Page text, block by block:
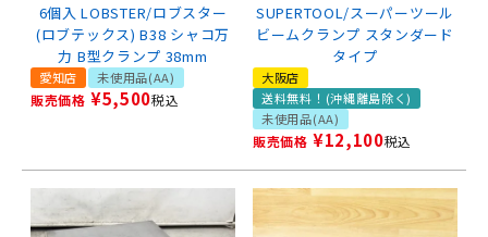
6個入 LOBSTER/ロブスター
(ロブテックス) B38 シャコ万
力 B型クランプ 38mm
愛知店 未使用品(AA)
販売価格 ¥5,500税込
SUPERTOOL/スーパーツール
ビームクランプ スタンダード
タイプ
大阪店
送料無料！(沖縄離島除く)
未使用品(AA)
販売価格 ¥12,100税込